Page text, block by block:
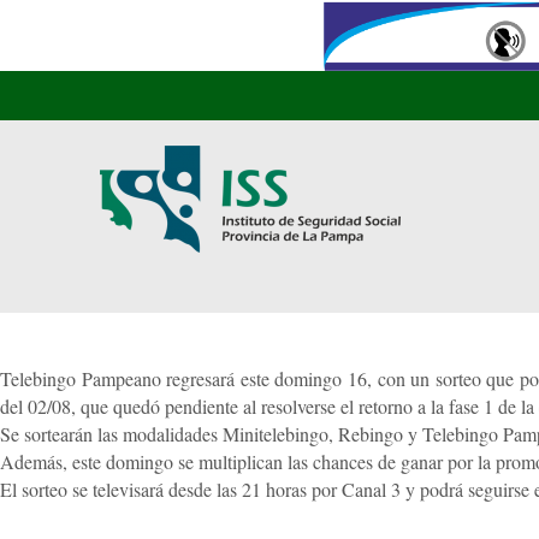
Telebingo Pampeano regresará este domingo 16, con un sorteo que
del 02/08, que quedó pendiente al resolverse el retorno a la fase 1 de
Se sortearán las modalidades Minitelebingo, Rebingo y Telebingo
Además, este domingo se multiplican las chances de ganar por la
El sorteo se televisará desde las 21 horas por Canal 3 y podrá